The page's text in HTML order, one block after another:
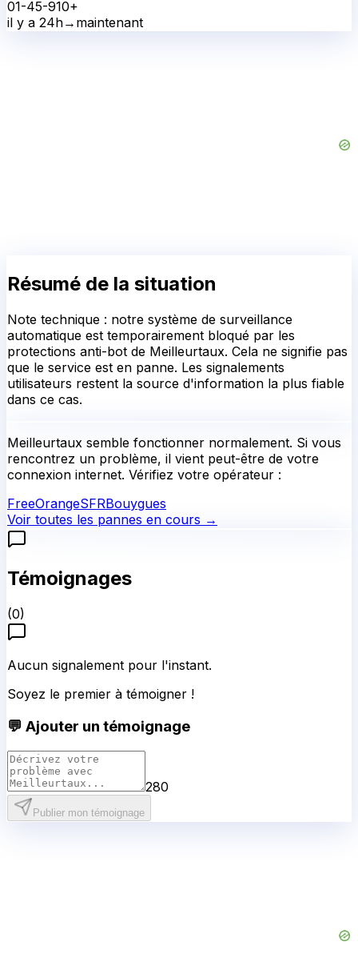
01-45-910+
il y a 24h→ maintenant
Résumé de la situation
Note technique : notre système de surveillance
automatique est temporairement bloqué par les
protections anti-bot de Meilleurtaux. Cela ne signifie pas
que le service est en panne. Les signalements
utilisateurs restent la source d'information la plus fiable
dans ce cas.
Meilleurtaux semble fonctionner normalement. Si vous
rencontrez un problème, il vient peut-être de votre
connexion internet. Vérifiez votre opérateur :
FreeOrangeSFRBouygues
Voir toutes les pannes en cours →
Témoignages
(0)
Aucun signalement pour l'instant.
Soyez le premier à témoigner !
💬 Ajouter un témoignage
280
Publier mon témoignage